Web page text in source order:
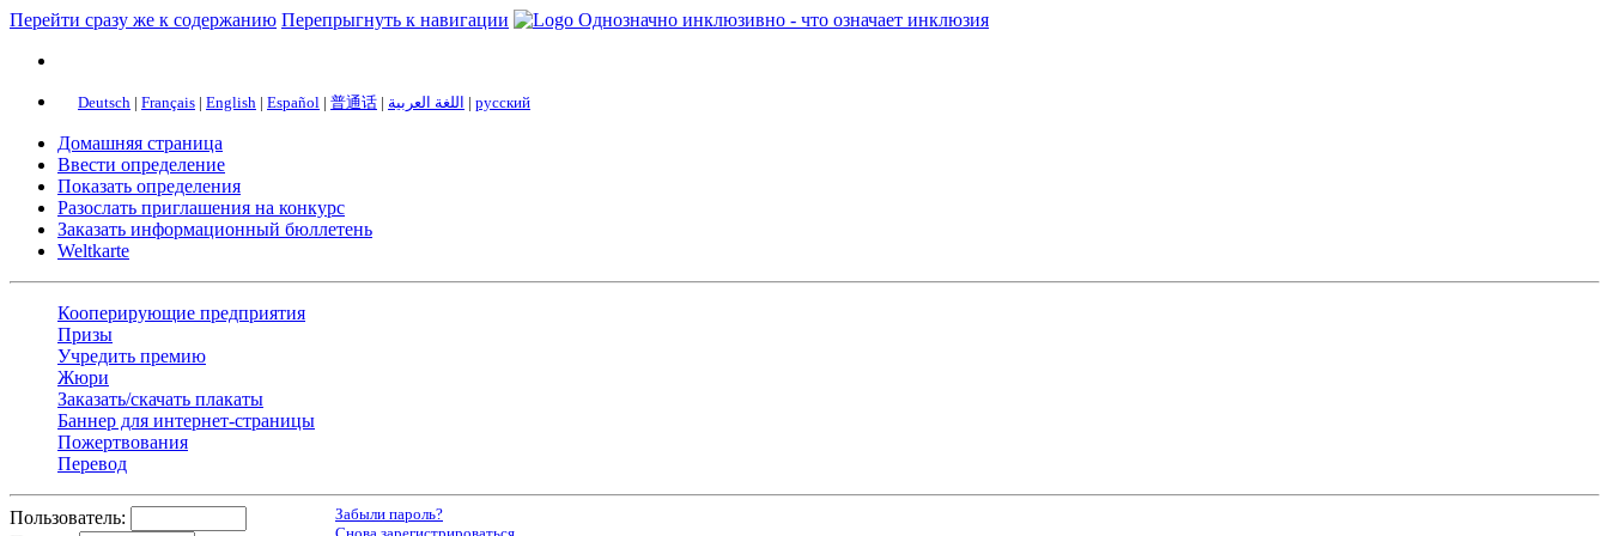
Перейти сразу же к содержанию Перепрыгнуть к навигации
Deutsch | Français | English | Español | 普通话 | اللغة العربية | русский
Домашняя страница
Ввести определение
Показать определения
Разослать приглашения на конкурс
Заказать информационный бюллетень
Weltkarte
Кооперирующие предприятия
Призы
Учредить премию
Жюри
Заказать/скачать плакаты
Баннер для интернет-страницы
Пожертвования
Перевод
Пользователь:
Забыли пароль?